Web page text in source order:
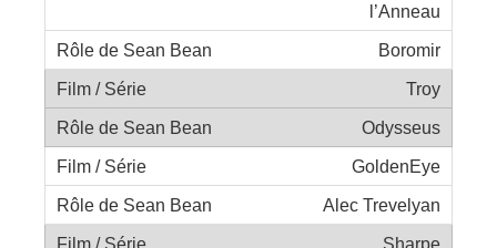
l’Anneau
Boromir
Troy
Odysseus
GoldenEye
Alec Trevelyan
Sharpe